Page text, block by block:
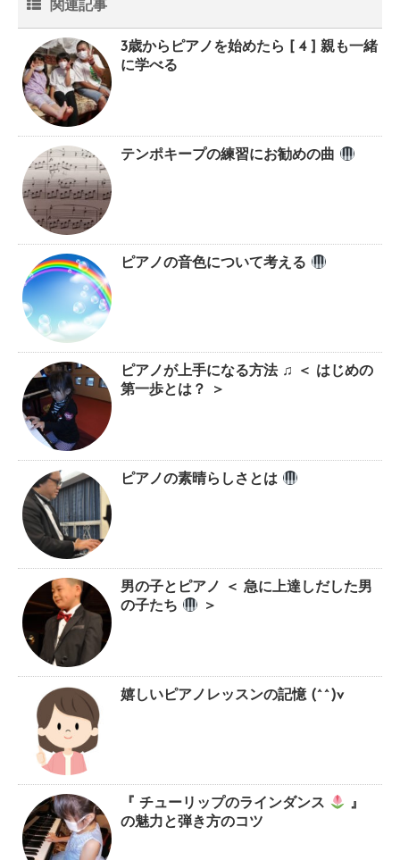
関連記事
3歳からピアノを始めたら [ 4 ] 親も一緒
に学べる
テンポキープの練習にお勧めの曲
ピアノの音色について考える
ピアノが上手になる方法 ♫ ＜ はじめの
第一歩とは？ ＞
ピアノの素晴らしさとは
男の子とピアノ ＜ 急に上達しだした男
の子たち
＞
嬉しいピアノレッスンの記憶 (^^)v
『 チューリップのラインダンス
』
の魅力と弾き方のコツ